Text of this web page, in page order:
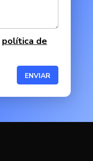
política de
ENVIAR